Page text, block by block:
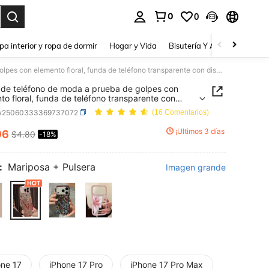
0 0
interior y ropa de dormir Hogar y Vida Bisutería Y Accesorios
Funda de teléfono de moda a prueba de golpes con elemento floral, funda de teléfono transparente con diseño de tulipán a prueba de golpes y protectora, compatible con iPhone 17 16 15 14 13 12 Pro Max Plus 11, regalo de cumpleaños de primavera, fiesta
teléfono de moda a prueba de golpes con
floral, funda de teléfono transparente con
de tulipán a prueba de golpes y protectora,
con iPhone 17 16 15 14 13 12 Pro Max Plus
de cumpleaños de primavera, fiesta
(16 Comentarios)
AND AVAILABILITY
$4.80 -18% ¡Últimos 3 días
Mariposa + Pulsera Imagen grande
17 iPhone 17 Pro iPhone 17 Pro Max